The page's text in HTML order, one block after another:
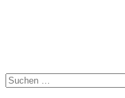
Suchen
nach: